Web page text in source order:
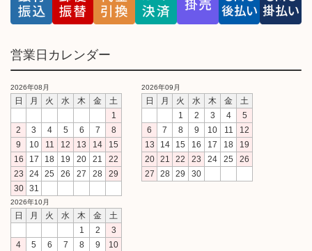
営業日カレンダー
2026年08月
日 月 火 水 木 金
土
1
2
3 4 5 6 7
8
9
10 11 12 13 14
15
16
17 18 19 20 21
22
23
24 25 26 27 28
29
30
31
2026年09月
日 月 火 水 木 金
土
1
2 3 4
5
6
7 8 9 10 11
12
13
14 15 16 17 18
19
20
21 22 23 24 25
26
27
28 29 30
2026年10月
日 月 火 水 木 金
土
1
2
3
4
5 6 7 8 9 10